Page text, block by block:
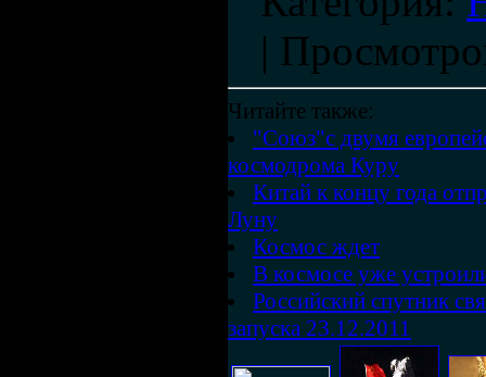
|
Читайте также:
"Союз"с двумя
космодрома Куру
Китай к концу года
Луну
Космос ждет
В космосе уже
Российский спутник
запуска 23.12.2011